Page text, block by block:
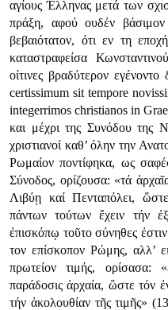
αγίους Έλληνας μετά των
πράξη, αφού ουδέν βάσιμον
βεβαιότατον, ότι εν τη
καταστραφείσα
οίτινες βραδύτερον
certissimum sit tempore
integerrimos christianos in
και μέχρι της Συνόδου της
χριστιανοί καθ’ όλην την
Ρωμαίον ποντίφηκα, ως
Σύνοδος, ορίζουσα: «τά
Λιβύῃ καί Πενταπόλει,
πάντων τούτων ἔχειν τήν
ἐπισκόπῳ τοῦτο σύνηθες
τον επίσκοπον Ρώμης, αλλ’
πρωτείον τιμής, ορίσασα:
παράδοσις ἀρχαία, ὥστε τόν
τήν ἀκολουθίαν τῆς τιμῆς»